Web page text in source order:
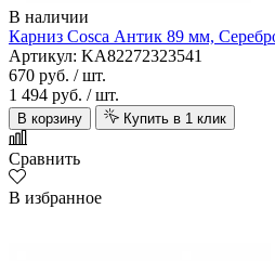
В наличии
Карниз Cosca Антик 89 мм,
Артикул: KA82272323541
670 руб. / шт.
1 494 руб. / шт.
В корзину Купить в 1 клик
Сравнить
В избранное